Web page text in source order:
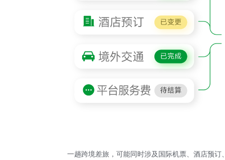
一趟跨境差旅，可能同时涉及国际机票、酒店预